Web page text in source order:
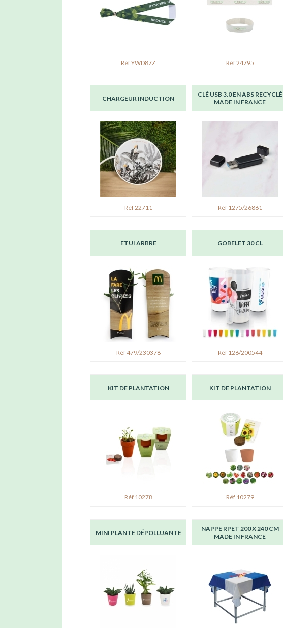
Réf YWD87Z Réf 24795
CHARGEUR INDUCTION
Réf 22711
CLÉ USB 3.0 EN ABS RECYCLÉ
MADE IN FRANCE
Réf 1275/26861
ETUI ARBRE
Réf 479/230378
GOBELET 30 CL
Réf 126/200544
KIT DE PLANTATION
Réf 10278
KIT DE PLANTATION
Réf 10279
MINI PLANTE DÉPOLLUANTE
NAPPE RPET 200 X 240 CM
MADE IN FRANCE